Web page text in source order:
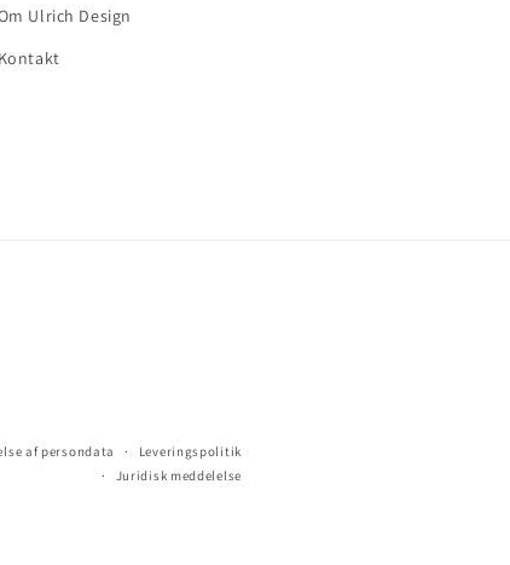
Ulrich Design
Kontakt
af persondata
Leveringspolitik
Juridisk meddelelse